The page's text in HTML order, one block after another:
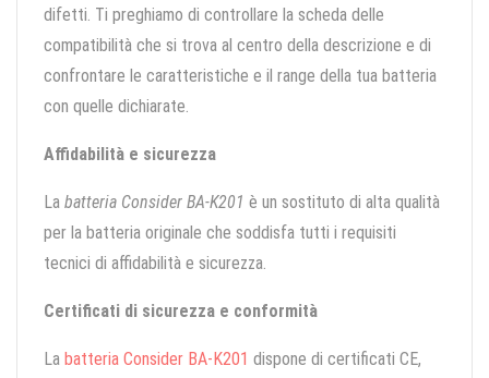
difetti. Ti preghiamo di controllare la scheda delle
compatibilità che si trova al centro della descrizione e di
confrontare le caratteristiche e il range della tua batteria
con quelle dichiarate.
Affidabilità e sicurezza
La batteria Consider BA-K201 è un sostituto di alta qualità
per la batteria originale che soddisfa tutti i requisiti
tecnici di affidabilità e sicurezza.
Certificati di sicurezza e conformità
La batteria Consider BA-K201 dispone di certificati CE,